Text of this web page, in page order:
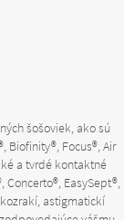
šošoviek, ako sú
Biofinity®, Focus®, Air
a tvrdé kontaktné
Concerto®, EasySept®,
astigmatickí